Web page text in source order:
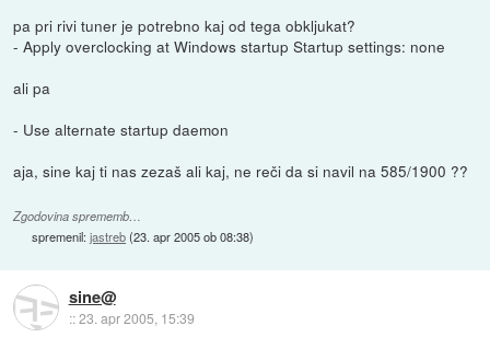
pa pri rivi tuner je potrebno kaj od tega obkljukat?
- Apply overclocking at Windows startup Startup settings: none
ali pa
- Use alternate startup daemon
aja, sine kaj ti nas zezaš ali kaj, ne reči da si navil na 585/1900 ??
Zgodovina sprememb…
spremenil:jastreb(23. apr 2005 ob 08:38)
sine@
::23. apr 2005, 15:39